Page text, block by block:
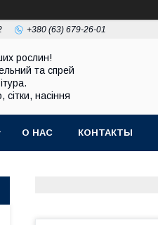
+380 (63) 679-26-01
рослин!
та спрей
сітки, насіння
О НАС КОНТАКТЫ